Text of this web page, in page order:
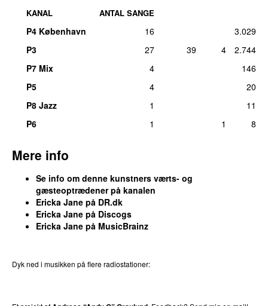
KANAL ANTAL SANGE
P4 København 16
3.029
P3
27 39 4
2.744
P7 Mix
4
146
P5
4
20
P8 Jazz
1
11
P6
1 1 8
Mere info
Se info om denne kunstners værts- og
gæsteoptrædener på kanalen
Ericka Jane på DR.dk
Ericka Jane på Discogs
Ericka Jane på MusicBrainz
Dyk ned i musikken på flere radiostationer: